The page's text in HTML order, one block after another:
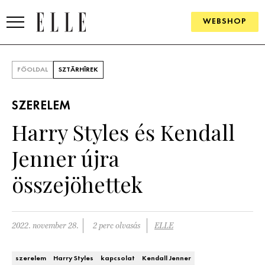
WEBSHOP
SZÉPSÉG
KULTÚRA
ÉLETMÓD
PÁRKAPCSOLAT
FŐOLDAL SZTÁRHÍREK
SZERELEM
Harry Styles és Kendall
Jenner újra
összejöhettek
2022. november 28. 2 perc olvasás ELLE
szerelem Harry Styles kapcsolat Kendall Jenner